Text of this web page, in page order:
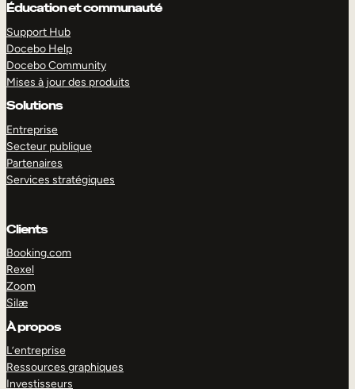
Éducation et communauté
Support Hub
Docebo Help
Docebo Community
Mises à jour des produits
Solutions
Entreprise
Secteur publique
Partenaires
Services stratégiques
Clients
Booking.com
Rexel
Zoom
Silæ
À propos
L’entreprise
Ressources graphiques
Investisseurs